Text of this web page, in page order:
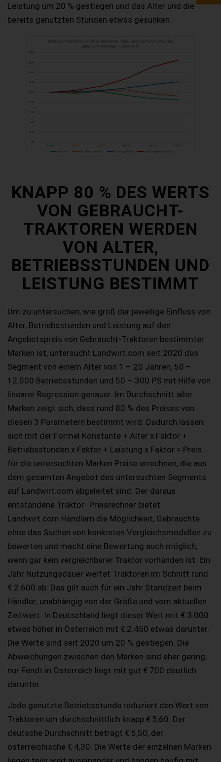
Leistung um 20 % gestiegen und das Alter und die
bereits genutzten Stunden etwas gesunken.
KNAPP 80 % DES WERTS
VON GEBRAUCHT-
TRAKTOREN WERDEN
VON ALTER,
BETRIEBSSTUNDEN UND
LEISTUNG BESTIMMT
Um zu untersuchen, wie groß der jeweilige Einfluss von
Alter, Betriebsstunden und Leistung auf den
Angebotspreis von Gebraucht-Traktoren bestimmter
Marken ist, untersucht Landwirt.com seit 2020 das
Segment von einem Alter von 1 – 20 Jahren, 50 –
12.000 Betriebsstunden und 50 – 300 PS mit Hilfe von
linearer Regression genauer. Im Durchschnitt aller
Marken zeigt sich, dass rund 80 % des Preises von
diesen 3 Parametern bestimmt wird. Dadurch lassen
sich mit der Formel Konstante + Alter x Faktor +
Betriebsstunden x Faktor + Leistung x Faktor = Preis
für die untersuchten Marken Preise errechnen, die aus
dem gesamten Angebot des untersuchten Segments
auf Landwirt.com abgeleitet sind. Der daraus
entstandene Traktor- Preisrechner bietet
Landwirt.com Händlern die Möglichkeit, Gebrauchte
ohne das Suchen von konkreten Vergleichsmodellen zu
bewerten und macht eine Bewertung auch möglich,
wenn gar kein vergleichbarer Traktor vorhanden ist. Ein
Jahr Nutzungsdauer wertet Traktoren im Schnitt rund
€ 2.600 ab. Das gilt auch für ein Jahr Standzeit beim
Händler; unabhängig von der Größe und vom aktuellen
Zeitwert. In Deutschland liegt dieser Wert mit € 3.000
etwas höher in Österreich mit € 2.450 etwas darunter.
Die Werte sind seit 2020 um 20 % gestiegen. Die
Abweichungen zwischen den Marken sind eher gering;
nur Fendt in Österreich liegt mit gut € 700 deutlich
darunter.
Jede genutzte Betriebsstunde reduziert den Wert von
Traktoren um durchschnittlich knapp € 5,60. Der
deutsche Durchschnitt beträgt € 5,50, der
österreichische € 4,30. Die Werte der einzelnen Marken